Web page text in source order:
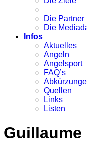
Die Partner
Die
Infos
Aktuelles
Angeln
Angelsport
FAQ’s
Quellen
Links
Listen
Guillaume